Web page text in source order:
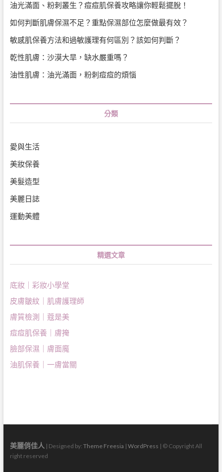
油光滿面、粉刺叢生？痘痘肌保養攻略讓你輕鬆擺脫！
如何判斷肌膚保濕不足？重點保濕部位怎麼做最有效？
敏感肌保養方法和過敏護理有何區別？該如何判斷？
乾性肌膚：沙漠大旱，缺水嚴重嗎？
油性肌膚：油光滿面，粉刺痘痘的煩惱
分類
愛與生活
美妝保養
美髮造型
美麗日誌
運動美體
精選文章
底妝｜彩妝小學堂
皮膚皺紋｜肌膚護理師
膚質檢測｜蔻是美
痘痘肌保養｜膚掩
臉部保濕｜膚面魔
油肌保養｜一膚當關
美麗俏佳人| Designed by: Theme Freesia | WordPress | © Copyright All
right reserved